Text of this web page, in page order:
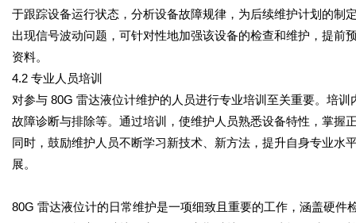
于跟踪设备运行状态，分析设备故障规律，为后续维护计划的制
出现信号波动问题，可针对性地加强该设备的检查和维护，提
资料。
4.2 专业人员培训
对参与 80G 雷达液位计维护的人员进行专业培训至关重要。培
故障诊断与排除等。通过培训，使维护人员熟悉设备特性，掌握
同时，鼓励维护人员不断学习新技术、新方法，提升自身专业水
展。
80G 雷达液位计的日常维护是一项细致且重要的工作，涵盖硬